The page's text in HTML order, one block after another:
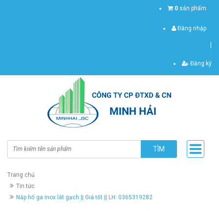
0 sản phẩm
Đăng nhập
Đăng ký
TÌM
Trang chủ
Tin tức
Nắp hố ga inox lát gạch || Giá tốt || LH: 0365319282